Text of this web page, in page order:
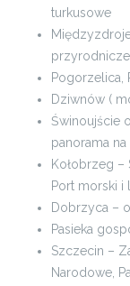
turkusowe
Pogorzelica,
Dziwnów (
Świnoujście
panorama
Kołobrzeg –
Port morski i
Dobrzyca –
Pasieka
Szczecin –
Narodowe,